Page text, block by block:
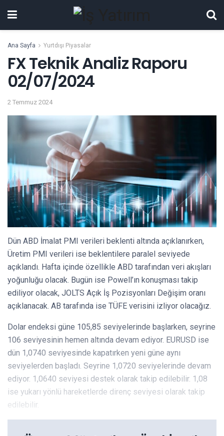
Ana Sayfa Yurtdışı Piyasalar
FX Teknik Analiz Raporu
02/07/2024
2 Temmuz 2024
Dün ABD İmalat PMI verileri beklenti altında açıklanırken,
Üretim PMI verileri ise beklentilere paralel seviyede
açıklandı. Hafta içinde özellikle ABD tarafından veri akışları
yoğunluğu olacak. Bugün ise Powell’ın konuşması takip
ediliyor olacak, JOLTS Açık İş Pozisyonları Değişim oranı
açıklanacak. AB tarafında ise TÜFE verisini izliyor olacağız.
Dolar endeksi güne 105,85 seviyelerinde başlarken, seyrine
106 seviyesinin hemen altında devam ediyor. EURUSD ise
dün 1,0740 seviyesinde kapatırken yeni güne aynı
seviyelerden başladı. Seyrine 1,0720 seviyelerinde devam
ediyor. 1,0640 seviyesi destek olarak takip edilebilir. 1,08
ise yukarı yönlü hareketlerde direnç seviyesi olarak takip
edilebilir.